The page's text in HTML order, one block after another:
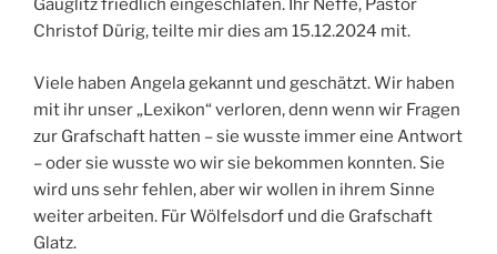
Gauglitz friedlich eingeschlafen. Ihr Neffe, Pastor
Christof Dürig, teilte mir dies am 15.12.2024 mit.
Viele haben Angela gekannt und geschätzt. Wir haben
mit ihr unser „Lexikon“ verloren, denn wenn wir Fragen
zur Grafschaft hatten – sie wusste immer eine Antwort
– oder sie wusste wo wir sie bekommen konnten. Sie
wird uns sehr fehlen, aber wir wollen in ihrem Sinne
weiter arbeiten. Für Wölfelsdorf und die Grafschaft
Glatz.